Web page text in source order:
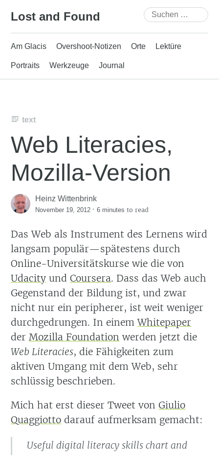
Lost and Found
Suchen
nach:
Am Glacis Overshoot-Notizen Orte Lektüre
Portraits Werkzeuge Journal
text
Web Literacies,
Mozilla-Version
Heinz Wittenbrink
November 19, 2012 ·6 minutes to read
Das Web als Instrument des Lernens wird
langsam populär—spätestens durch
Online-Universitätskurse wie die von
Udacity undCoursera. Dass das Web auch
Gegenstand der Bildung ist, und zwar
nicht nur ein peripherer, ist weit weniger
durchgedrungen. In einemWhitepaper
derMozilla Foundation werden jetzt die
Web Literacies, die Fähigkeiten zum
aktiven Umgang mit dem Web, sehr
schlüssig beschrieben.
Mich hat erst dieser Tweet von Giulio
Quaggiotto darauf aufmerksam gemacht:
Useful digital literacy skills chart and